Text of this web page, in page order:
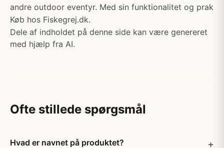
andre outdoor eventyr. Med sin funktionalitet og prak
Køb hos Fiskegrej.dk.
Dele af indholdet på denne side kan være genereret
med hjælp fra AI.
Ofte stillede spørgsmål
Hvad er navnet på produktet?